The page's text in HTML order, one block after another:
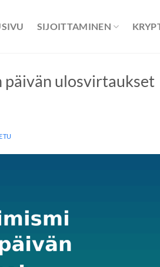
SIJOITTAMINEN
päivän ulosvirtaukset